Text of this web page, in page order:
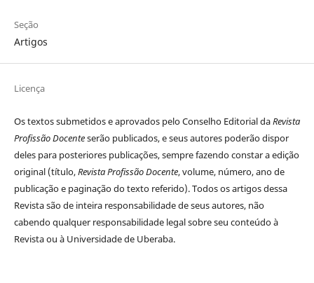
Seção
Artigos
Licença
Os textos submetidos e aprovados pelo Conselho Editorial daRevista
Profissão Docenteserão publicados, e seus autores poderão dispor
deles para posteriores publicações, sempre fazendo constar a edição
original (título,Revista Profissão Docente, volume, número, ano de
publicação e paginação do texto referido). Todos os artigos dessa
Revista são de inteira responsabilidade de seus autores, não
cabendo qualquer responsabilidade legal sobre seu conteúdo à
Revista ou à Universidade de Uberaba.